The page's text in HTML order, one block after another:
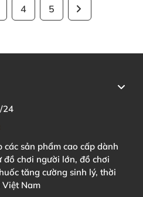
4 5
24
các sản phẩm cao cấp dành
đồ chơi người lớn, đồ chơi
tăng cường sinh lý, thời
Nam